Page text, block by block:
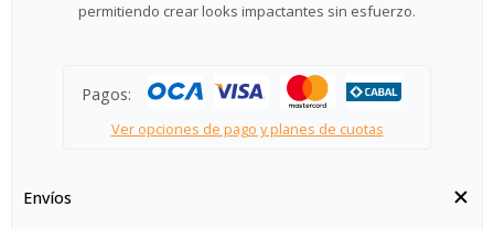
permitiendo crear looks impactantes sin esfuerzo.
Pagos:
Ver opciones de pago y planes de cuotas
Envíos